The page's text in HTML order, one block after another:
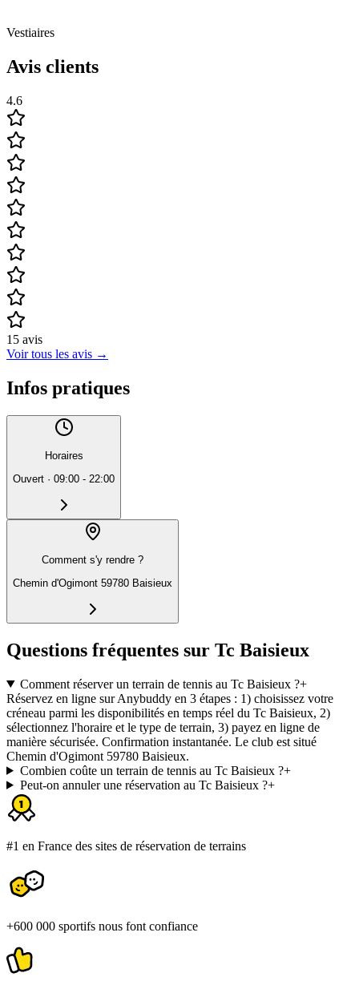
Vestiaires
Avis clients
4.6
15 avis
Voir tous les avis →
Infos pratiques
Horaires
Ouvert · 09:00 - 22:00
Comment s'y rendre ?
Chemin d'Ogimont 59780 Baisieux
Questions fréquentes sur Tc Baisieux
Comment réserver un terrain de tennis au Tc Baisieux ?+
Réservez en ligne sur Anybuddy en 3 étapes : 1) choisissez votre
créneau parmi les disponibilités en temps réel du Tc Baisieux, 2)
sélectionnez l'horaire et le type de terrain, 3) payez en ligne de
manière sécurisée. Confirmation instantanée. Le club est situé
Chemin d'Ogimont 59780 Baisieux.
Combien coûte un terrain de tennis au Tc Baisieux ?+
Peut-on annuler une réservation au Tc Baisieux ?+
#1 en France des sites de réservation de terrains
+600 000 sportifs nous font confiance